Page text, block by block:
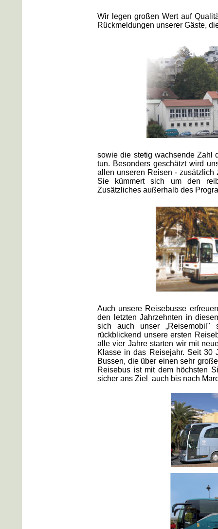
Wir legen großen Wert auf
Rückmeldungen unserer Gäste,
sowie die stetig wachsende Zahl
tun. Besonders geschätzt wird
allen unseren Reisen - zusätzlich
Sie kümmert sich um den
Zusätzliches außerhalb des
Auch unsere Reisebusse
den letzten Jahrzehnten in
sich auch unser „Reisemobil"
rückblickend unsere ersten
alle vier Jahre starten wir mit
Klasse in das Reisejahr. Seit 30
Bussen, die über einen sehr
Reisebus ist mit dem höchsten
sicher ans Ziel auch bis nach